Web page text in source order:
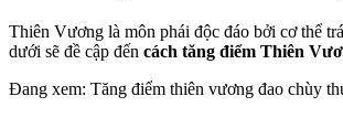
Thiên Vương là môn phái độc đáo bởi cơ thể
dưới sẽ đề cập đến cách tăng điểm Thiên
Đang xem: Tăng điểm thiên vương đao chùy